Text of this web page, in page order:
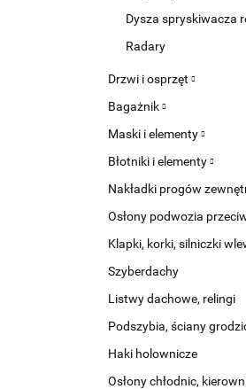
Dysza spryskiwacza
Radary
Drzwi i osprzęt
Bagażnik
Maski i elementy
Błotniki i elementy
Nakładki progów
Osłony podwozia
Klapki, korki, silniczki
Szyberdachy
Listwy dachowe, relingi
Podszybia, ściany
Haki holownicze
Osłony chłodnic,